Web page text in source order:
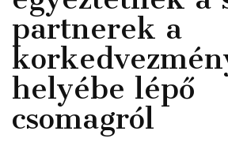
partnerek a
helyébe lépő
csomagról